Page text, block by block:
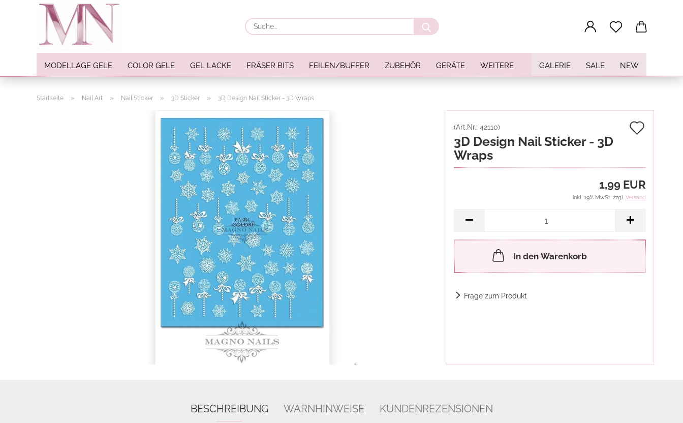
Suche...
MODELLAGE GELE COLOR GELE GEL LACKE FRÄSER BITS FEILEN/BUFFER ZUBEHÖR GERÄTE GALERIE SALE NEW
WEITERE
Einlegemotive / Overlays
Feine Acrylfarbe / Aquarell
Startseite » Nail Art » Nail Sticker » 3D Sticker » 3D Design Nail Sticker - 3D Wraps
(Art.Nr.: 42110)
3D Design Nail Sticker - 3D
Wraps
1,99 EUR
inkl. 19% MwSt. zzgl. Versand
In den Warenkorb
Frage zum Produkt
BESCHREIBUNG WARNHINWEISE KUNDENREZENSIONEN